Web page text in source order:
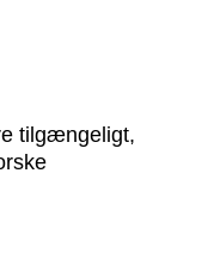
tilgængeligt,